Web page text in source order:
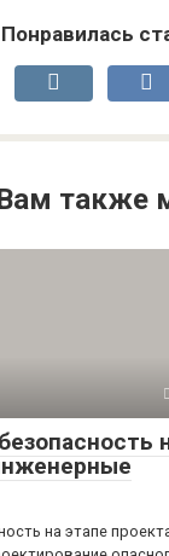
Понравилась
также
на этапе